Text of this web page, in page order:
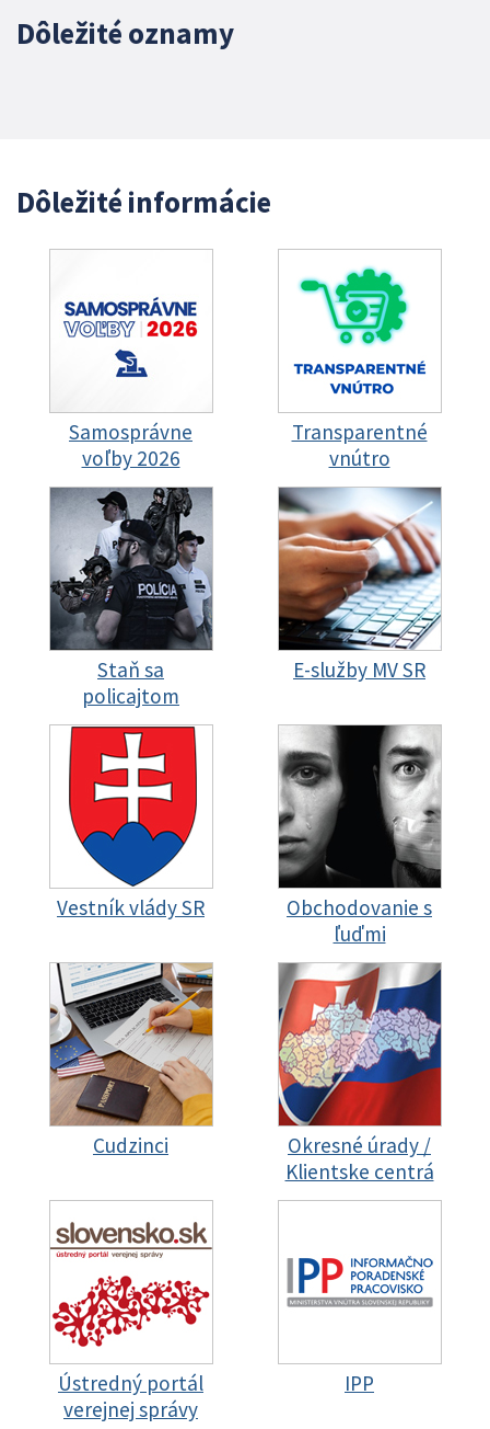
Dôležité oznamy
Dôležité informácie
Samosprávne
voľby 2026
Transparentné
vnútro
Staň sa
policajtom
E-služby MV SR
Vestník vlády SR
Obchodovanie s
ľuďmi
Cudzinci
Okresné úrady /
Klientske centrá
Ústredný portál
verejnej správy
IPP